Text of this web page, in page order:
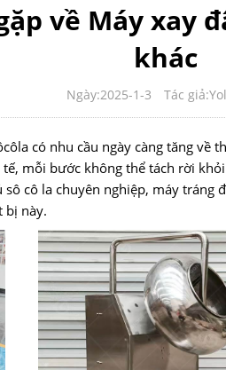
về Máy xay
khác
Ngày:2025-1-3 Tác
có nhu cầu ngày càng tăng
mỗi bước không thể tách rời
cô la chuyên nghiệp, máy tráng
bị này.